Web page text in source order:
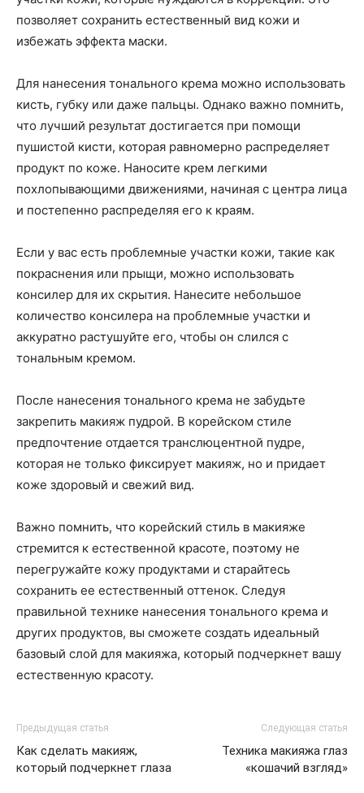
позволяет сохранить естественный вид кожи и
избежать эффекта маски.
Для нанесения тонального крема можно использовать
кисть, губку или даже пальцы. Однако важно помнить,
что лучший результат достигается при помощи
пушистой кисти, которая равномерно распределяет
продукт по коже. Наносите крем легкими
похлопывающими движениями, начиная с центра лица
и постепенно распределяя его к краям.
Если у вас есть проблемные участки кожи, такие как
покраснения или прыщи, можно использовать
консилер для их скрытия. Нанесите небольшое
количество консилера на проблемные участки и
аккуратно растушуйте его, чтобы он слился с
тональным кремом.
После нанесения тонального крема не забудьте
закрепить макияж пудрой. В корейском стиле
предпочтение отдается транслюцентной пудре,
которая не только фиксирует макияж, но и придает
коже здоровый и свежий вид.
Важно помнить, что корейский стиль в макияже
стремится к естественной красоте, поэтому не
перегружайте кожу продуктами и старайтесь
сохранить ее естественный оттенок. Следуя
правильной технике нанесения тонального крема и
других продуктов, вы сможете создать идеальный
базовый слой для макияжа, который подчеркнет вашу
естественную красоту.
Предыдущая статья
Как сделать макияж,
который подчеркнет глаза
Следующая статья
Техника макияжа глаз
«кошачий взгляд»